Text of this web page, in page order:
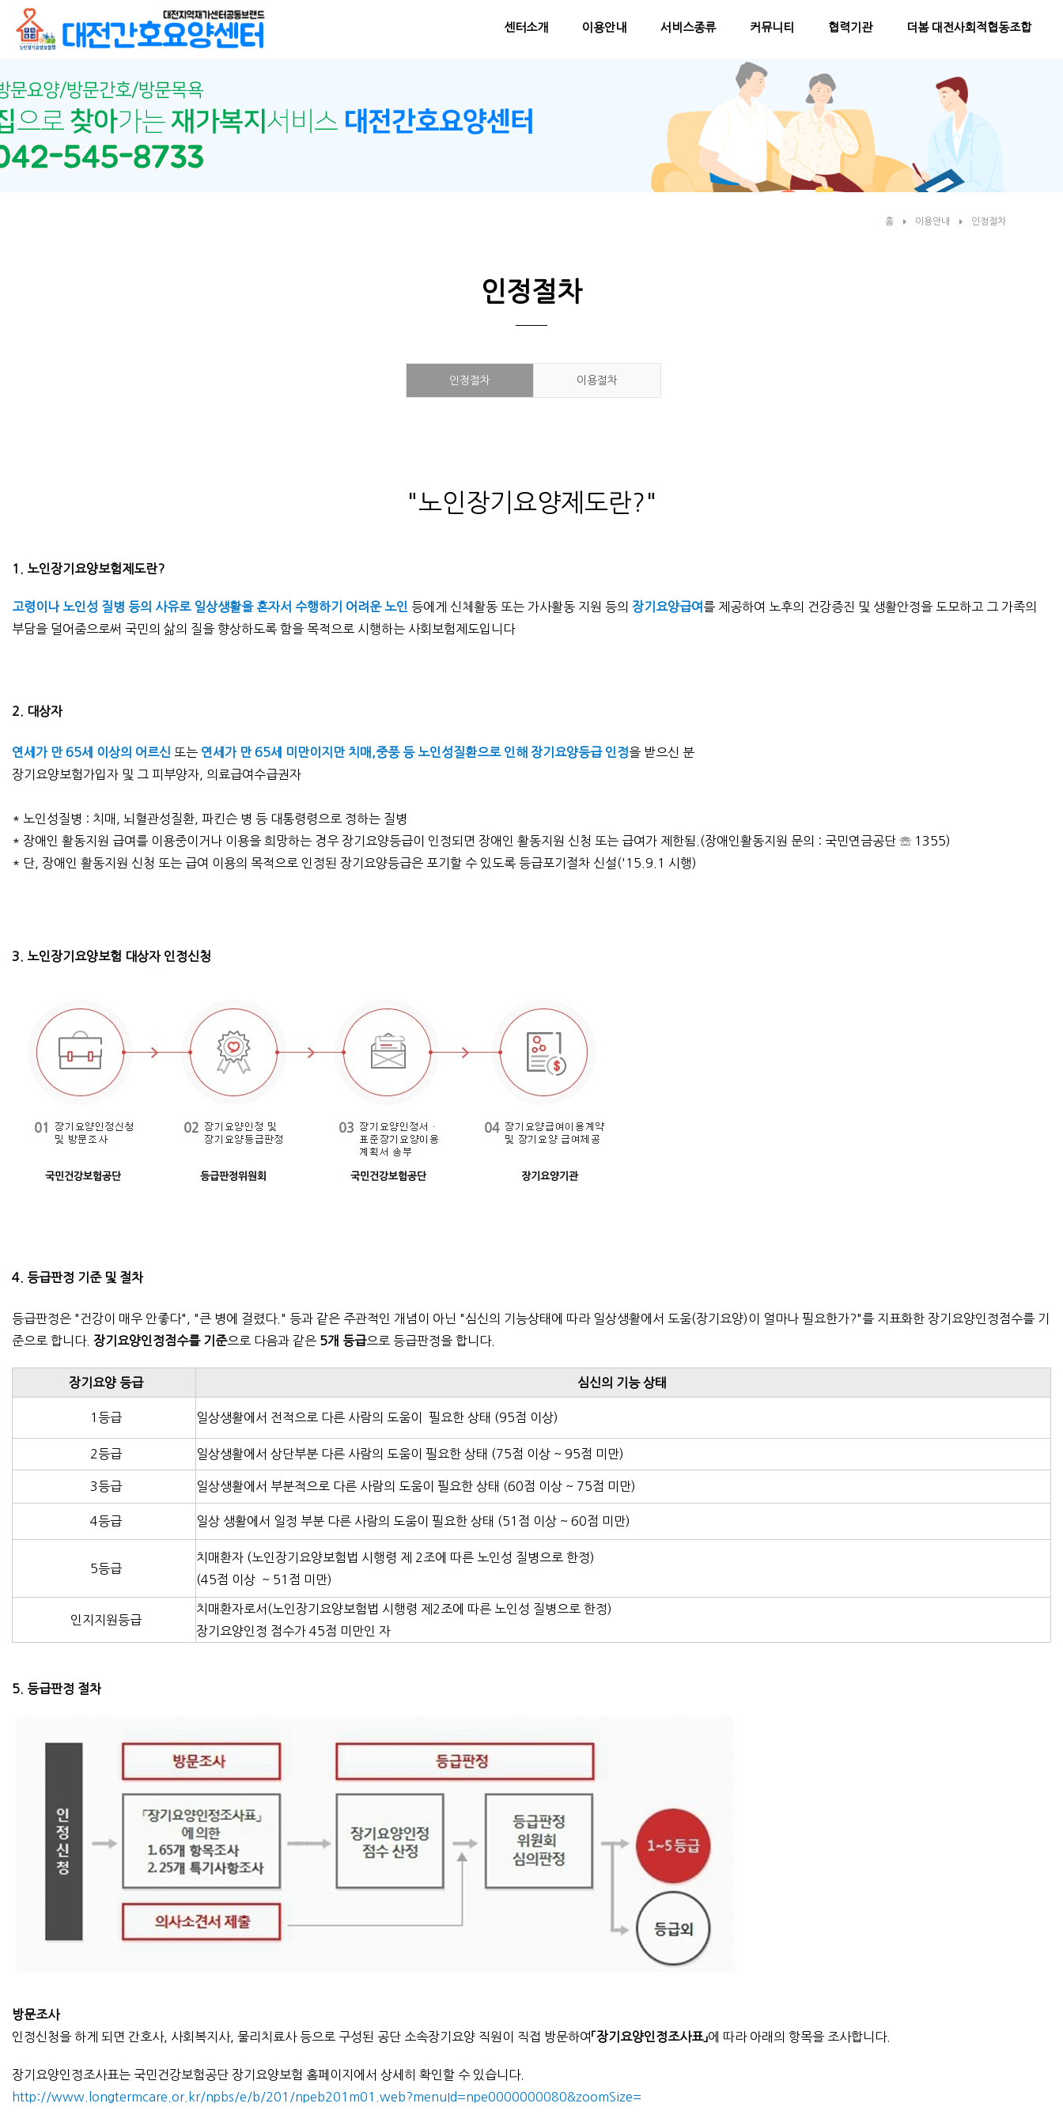
센터소개 이용안내 서비스종류 커뮤니티 협력기관 더봄 대전사회적협동조합
홈 이용안내 인정절차
인정절차
인정절차 이용절차
"노인장기요양제도란?"
1. 노인장기요양보험제도란?
고령이나 노인성 질병 등의 사유로 일상생활을 혼자서 수행하기 어려운 노인 등에게 신체활동 또는 가사활동 지원 등의 장기요양급여 를 제공하여 노후의 건강증진 및 생활안정을 도모하고 그 가족의
부담을 덜어줌으로써 국민의 삶의 질을 향상하도록 함을 목적으로 시행하는 사회보험제도입니다
2. 대상자
연세가 만 65세 이상의 어르신 또는 연세가 만 65세 미만이지만 치매,중풍 등 노인성질환으로 인해 장기요양등급 인정을 받으신 분
장기요양보험가입자 및 그 피부양자, 의료급여수급권자
* 노인성질병 : 치매, 뇌혈관성질환, 파킨슨 병 등 대통령령으로 정하는 질병
* 장애인 활동지원 급여를 이용중이거나 이용을 희망하는 경우 장기요양등급이 인정되면 장애인 활동지원 신청 또는 급여가 제한됨.(장애인활동지원 문의 : 국민연금공단 ☏ 1355)
* 단, 장애인 활동지원 신청 또는 급여 이용의 목적으로 인정된 장기요양등급은 포기할 수 있도록 등급포기절차 신설('15.9.1 시행)
3. 노인장기요양보험 대상자 인정신청
4. 등급판정 기준및 절차
등급판정은 "건강이 매우 안좋다", "큰 병에 걸렸다." 등과 같은 주관적인 개념이 아닌 "심신의 기능상태에 따라 일상생활에서 도움(장기요양)이 얼마나 필요한가?"를 지표화한 장기요양인정점수를 기
준으로 합니다. 장기요양인정점수를 기준으로 다음과 같은 5개 등급으로 등급판정을 합니다.
장기요양 등급 심신의 기능 상태
1등급 일상생활에서 전적으로 다른 사람의 도움이 필요한 상태 (95점 이상)
2등급 일상생활에서 상단부분 다른 사람의 도움이 필요한 상태 (75점 이상 ~ 95점 미만)
3등급 일상생활에서 부분적으로 다른 사람의 도움이 필요한 상태 (60점 이상 ~ 75점 미만)
4등급 일상 생활에서 일정 부분 다른 사람의 도움이 필요한 상태 (51점 이상 ~ 60점 미만)
5등급
치매환자 (노인장기요양보험법 시행령 제 2조에 따른 노인성 질병으로 한정)
(45점 이상 ~ 51점 미만)
인지지원등급
치매환자로서(노인장기요양보험법 시행령 제2조에 따른 노인성 질병으로 한정)
장기요양인정 점수가 45점 미만인 자
5. 등급판정 절차
방문조사
인정신청을 하게 되면 간호사, 사회복지사, 물리치료사 등으로 구성된 공단 소속장기요양 직원이 직접 방문하여「장기요양인정조사표」에 따라 아래의 항목을 조사합니다.
장기요양인정조사표는 국민건강보험공단 장기요양보험 홈페이지에서 상세히 확인할 수 있습니다.
http://www.longtermcare.or.kr/npbs/e/b/201/npeb201m01.web?menuId=npe0000000080&zoomSize=